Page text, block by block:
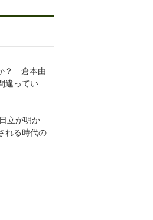
？ 倉本由
違ってい
立が明か
れる時代の